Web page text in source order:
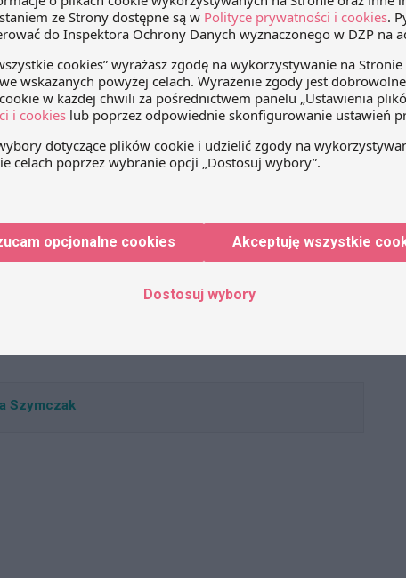
„regionalizacja”
przedsiębiorców i
gdyż odpowiedź
nowelizacji ustawy o
Kary za niespełnienie celów
Samo wyznaczenie celów najlepiej
sprecyzowanych, a także społecznie
planów realizacji nie wystarczy z
Techniki motywacji mogą być różne.
Szymczak
opcjonalne cookies Akceptuję wszystkie
Dostosuj wybory